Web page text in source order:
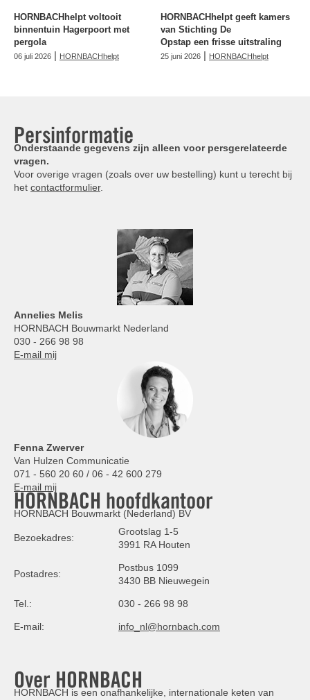
HORNBACHhelpt voltooit
binnentuin Hagerpoort met
pergola
06 juli 2026 | HORNBACHhelpt
HORNBACHhelpt geeft kamers
van Stichting De
Opstap een frisse uitstraling
25 juni 2026 | HORNBACHhelpt
Persinformatie
Onderstaande gegevens zijn alleen voor persgerelateerde
vragen.
Voor overige vragen (zoals over uw bestelling) kunt u terecht bij
het contactformulier.
Annelies Melis
HORNBACH Bouwmarkt Nederland
030 - 266 98 98
E-mail mij
Fenna Zwerver
Van Hulzen Communicatie
071 - 560 20 60 / 06 - 42 600 279
E-mail mij
HORNBACH hoofdkantoor
HORNBACH Bouwmarkt (Nederland) BV
Bezoekadres:
Grootslag 1-5
3991 RA Houten
Postadres:
Postbus 1099
3430 BB Nieuwegein
Tel.: 030 - 266 98 98
E-mail: info_nl@hornbach.com
Over HORNBACH
HORNBACH is een onafhankelijke, internationale keten van